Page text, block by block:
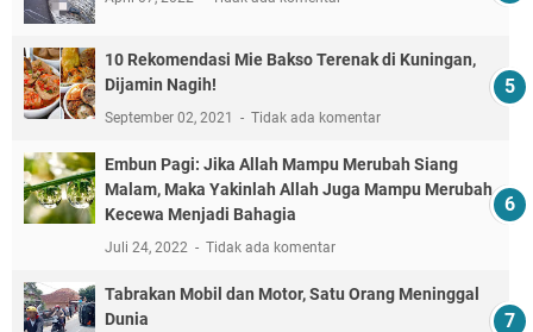
10 Rekomendasi Mie Bakso Terenak di Kuningan,
Dijamin Nagih!
September 02, 2021 Tidak ada komentar
Embun Pagi: Jika Allah Mampu Merubah Siang
Malam, Maka Yakinlah Allah Juga Mampu Merubah
Kecewa Menjadi Bahagia
Juli 24, 2022 Tidak ada komentar
Tabrakan Mobil dan Motor, Satu Orang Meninggal
Dunia